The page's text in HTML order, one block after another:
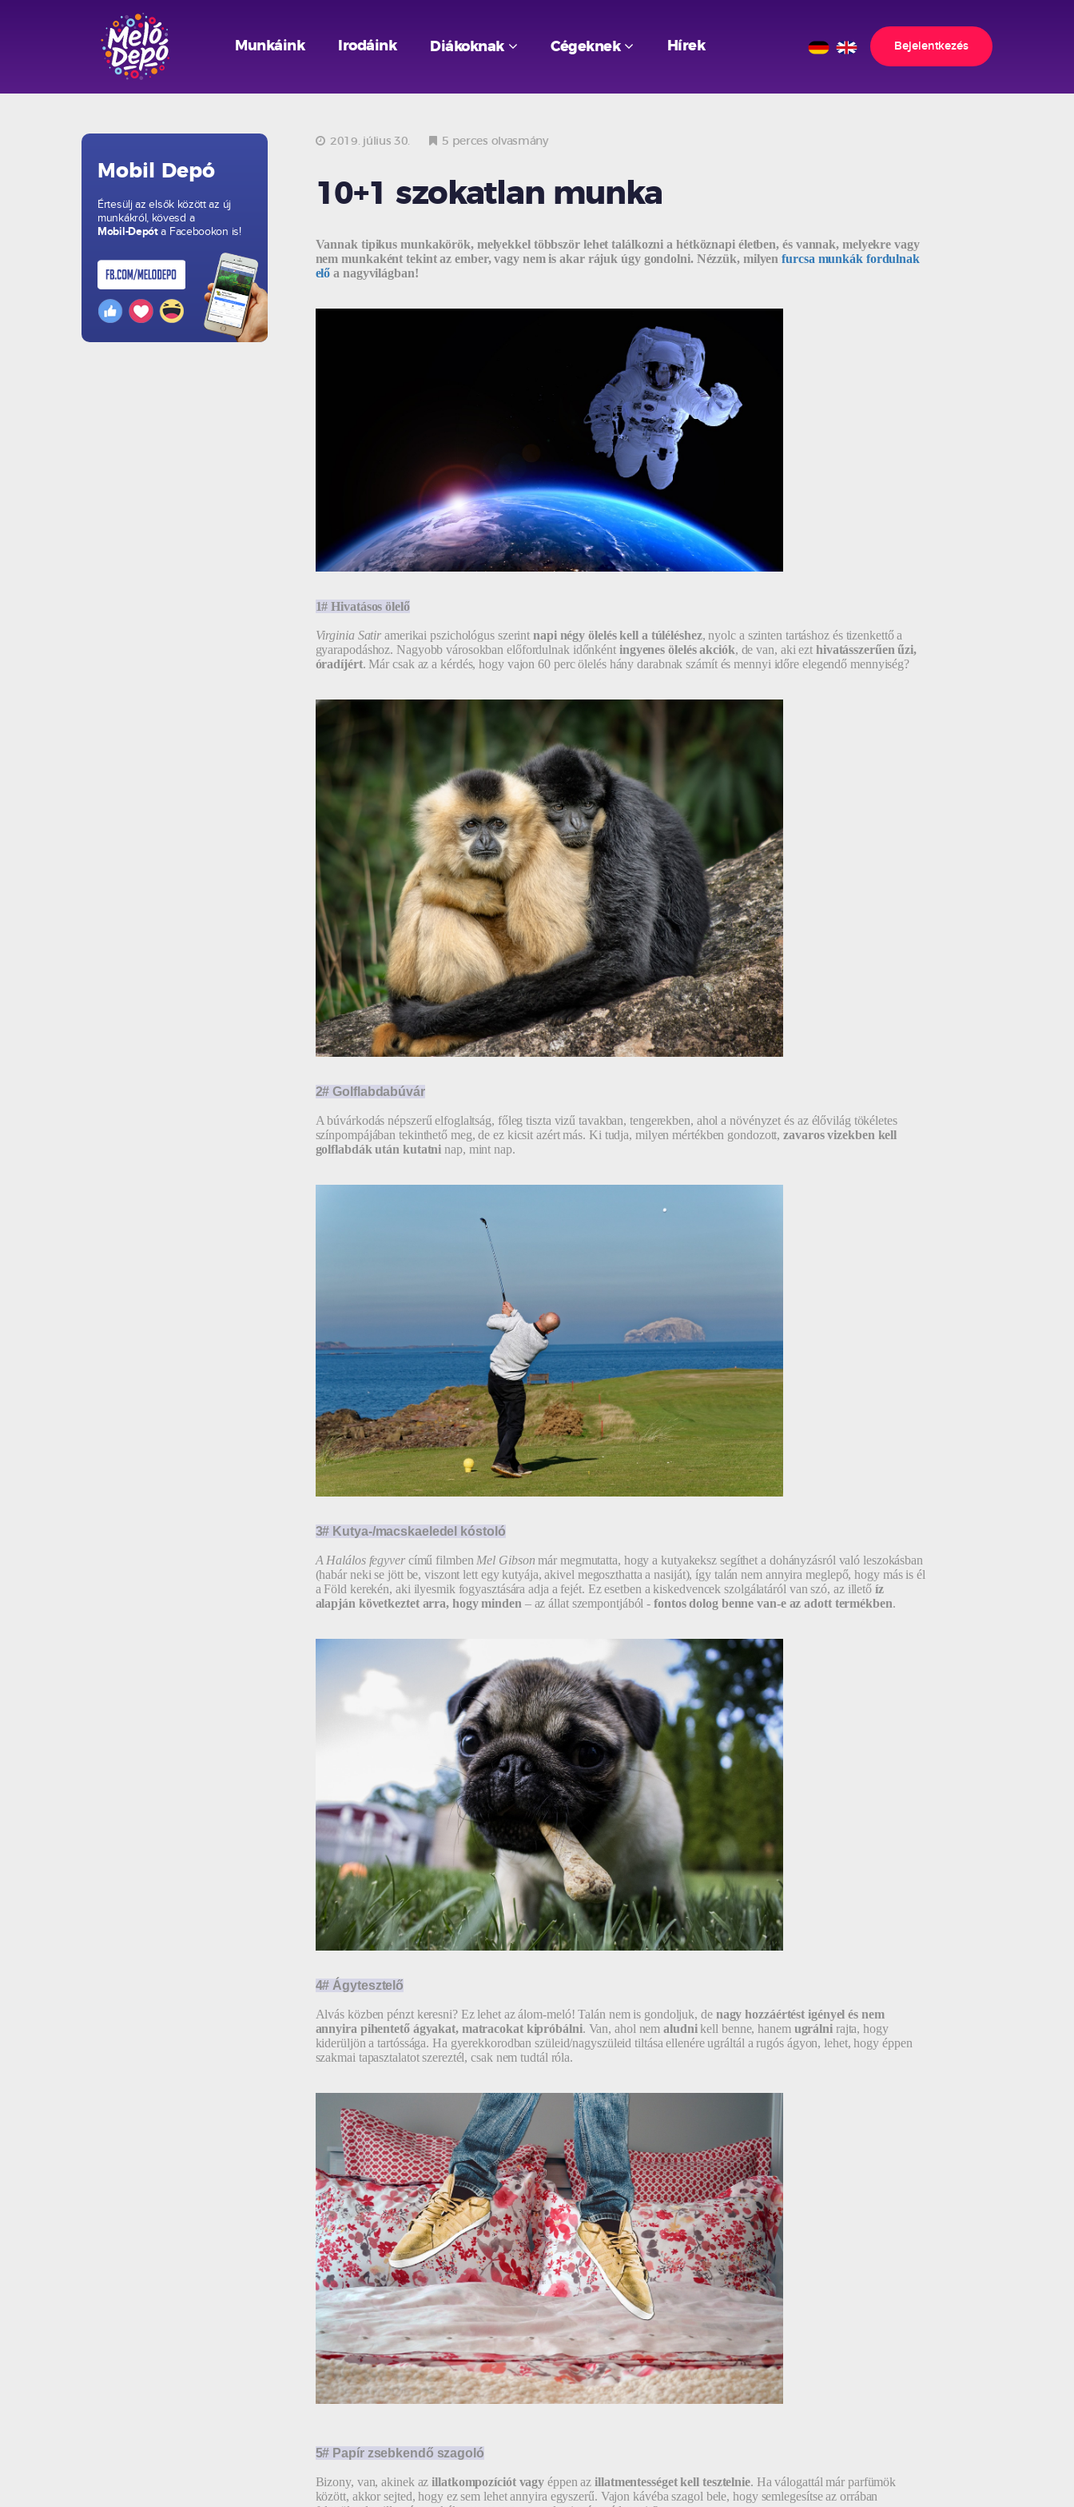
Munkáink Irodáink Diákoknak Cégeknek Hírek Bejelentkezés
Mobil Depó
Értesülj az elsők között az új
munkákról, kövesd a
Mobil-Depóta Facebookon is!
2019. július 30. 5 perces olvasmány
10+1 szokatlan munka
Vannak tipikus munkakörök, melyekkel többször lehet találkozni a hétköznapi életben, és vannak, melyekre vagy
nem munkaként tekint az ember, vagy nem is akar rájuk úgy gondolni. Nézzük, milyenfurcsa munkák fordulnak
elő a nagyvilágban!
1# Hivatásos ölelő
Virginia Satir amerikai pszichológus szerintnapi négy ölelés kell a túléléshez, nyolc a szinten tartáshoz és tizenkettő a
gyarapodáshoz. Nagyobb városokban előfordulnak időnként ingyenes ölelés akciók, de van, aki ezt hivatásszerűen űzi,
óradíjért. Már csak az a kérdés, hogy vajon 60 perc ölelés hány darabnak számít és mennyi időre elegendő mennyiség?
2# Golflabdabúvár
A búvárkodás népszerű elfoglaltság, főleg tiszta vizű tavakban, tengerekben, ahol a növényzet és az élővilág tökéletes
színpompájában tekinthető meg, de ez kicsit azért más. Ki tudja, milyen mértékben gondozott,zavaros vizekben kell
golflabdák után kutatni nap, mint nap.
3# Kutya-/macskaeledel kóstoló
A Halálos fegyvercímű filmben Mel Gibson már megmutatta, hogy a kutyakeksz segíthet a dohányzásról való leszokásban
(habár neki se jött be, viszont lett egy kutyája, akivel megoszthatta a nasiját), így talán nem annyira meglepő, hogy más is él
a Föld kerekén, aki ilyesmik fogyasztására adja a fejét. Ez esetben a kiskedvencek szolgálatáról van szó, az illető íz
alapján következtet arra, hogy minden – az állat szempontjából -fontos dolog benne van-e az adott termékben.
4# Ágytesztelő
Alvás közben pénzt keresni? Ez lehet az álom-meló! Talán nem is gondoljuk, de nagy hozzáértést igényel és nem
annyira pihentető ágyakat, matracokat kipróbálni. Van, ahol nemaludnikell benne, hanem ugrálnirajta, hogy
kiderüljön a tartóssága. Ha gyerekkorodban szüleid/nagyszüleid tiltása ellenére ugráltál a rugós ágyon, lehet, hogy éppen
szakmai tapasztalatot szereztél, csak nem tudtál róla.
5# Papír zsebkendő szagoló
Bizony, van, akinek azillatkompozíciót vagy éppen azillatmentességet kell tesztelnie. Ha válogattál már parfümök
között, akkor sejted, hogy ez sem lehet annyira egyszerű. Vajon kávéba szagol bele, hogy semlegesítse az orrában